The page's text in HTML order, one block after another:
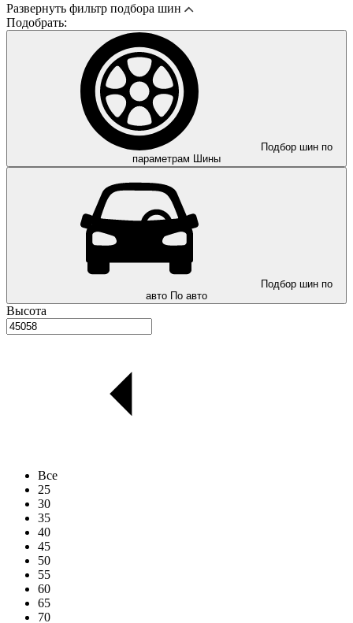
Развернуть фильтр подбора шин
Подобрать:
Подбор шин по
параметрам
Шины
Подбор шин по
авто По авто
Высота
Все
25
30
35
40
45
50
55
60
65
70